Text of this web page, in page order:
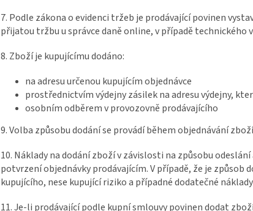
7. Podle zákona o evidenci tržeb je prodávající povinen
přijatou tržbu u správce daně online, v případě technického
8. Zboží je kupujícímu dodáno:
na adresu určenou kupujícím objednávce
prostřednictvím výdejny zásilek na adresu výdejny,
osobním odběrem v provozovně prodávajícího
9. Volba způsobu dodání se provádí během objednávání
10. Náklady na dodání zboží v závislosti na způsobu
potvrzení objednávky prodávajícím. V případě, že je způsob
kupujícího, nese kupující riziko a případné dodatečné
11. Je-li prodávající podle kupní smlouvy povinen dodat